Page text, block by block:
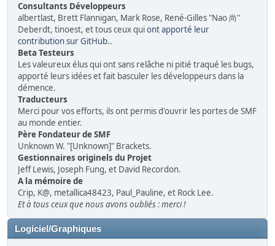
Consultants Développeurs
albertlast, Brett Flannigan, Mark Rose, René-Gilles "Nao 尚"
Deberdt, tinoest, et tous ceux quiont apporté leur
contribution sur GitHub..
Beta Testeurs
Les valeureux élus qui ont sans relâche ni pitié traqué les bugs,
apporté leurs idées et fait basculer les développeurs dans la
démence.
Traducteurs
Merci pour vos efforts, ils ont permis d'ouvrir les portes de SMF
au monde entier.
Père Fondateur de SMF
Unknown W. "[Unknown]" Brackets.
Gestionnaires originels du Projet
Jeff Lewis, Joseph Fung, et David Recordon.
A la mémoire de
Crip, K@, metallica48423, Paul_Pauline, et Rock Lee.
Et à tous ceux que nous avons oubliés : merci !
Logiciel/Graphiques